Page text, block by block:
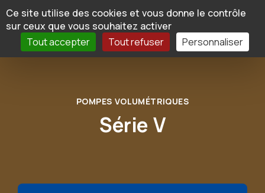
Panneau de gestion des cookies
Ce site utilise des cookies et vous donne le contrôle
sur ceux que vous souhaitez activer
Tout accepter
Tout refuser Personnaliser
POMPES VOLUMÉTRIQUES
Série V